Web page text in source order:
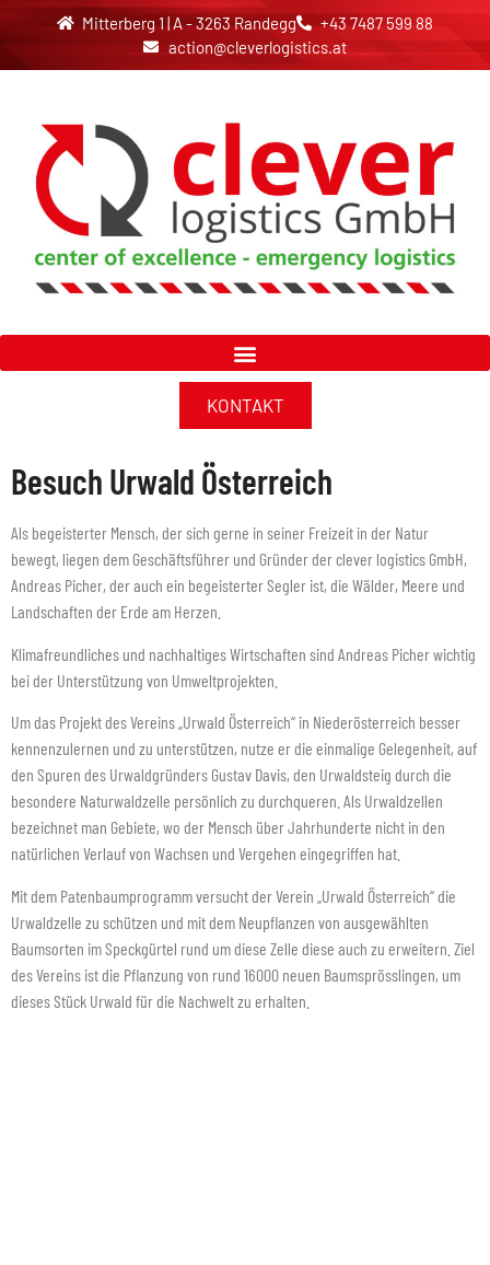
Mitterberg 1 | A - 3263 Randegg
+43 7487 599 88
action@cleverlogistics.at
KONTAKT
Besuch Urwald Österreich
Als begeisterter Mensch, der sich gerne in seiner Freizeit in der Natur
bewegt, liegen dem Geschäftsführer und Gründer der clever logistics GmbH,
Andreas Picher, der auch ein begeisterter Segler ist, die Wälder, Meere und
Landschaften der Erde am Herzen.
Klimafreundliches und nachhaltiges Wirtschaften sind Andreas Picher wichtig
bei der Unterstützung von Umweltprojekten.
Um das Projekt des Vereins „Urwald Österreich“ in Niederösterreich besser
kennenzulernen und zu unterstützen, nutze er die einmalige Gelegenheit, auf
den Spuren des Urwaldgründers Gustav Davis, den Urwaldsteig durch die
besondere Naturwaldzelle persönlich zu durchqueren. Als Urwaldzellen
bezeichnet man Gebiete, wo der Mensch über Jahrhunderte nicht in den
natürlichen Verlauf von Wachsen und Vergehen eingegriffen hat.
Mit dem Patenbaumprogramm versucht der Verein „Urwald Österreich“ die
Urwaldzelle zu schützen und mit dem Neupflanzen von ausgewählten
Baumsorten im Speckgürtel rund um diese Zelle diese auch zu erweitern. Ziel
des Vereins ist die Pflanzung von rund 16000 neuen Baumsprösslingen, um
dieses Stück Urwald für die Nachwelt zu erhalten.